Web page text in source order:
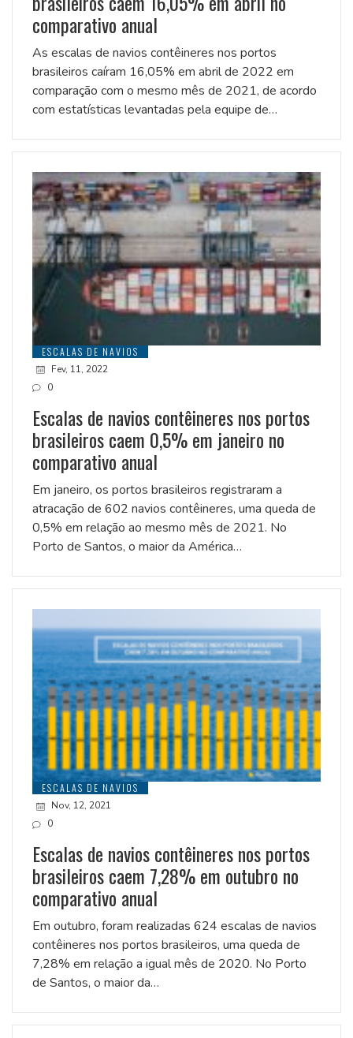
comparativo anual
As escalas de navios contêineres nos portos
brasileiros caíram 16,05% em abril de 2022 em
comparação com o mesmo mês de 2021, de acordo
com estatísticas levantadas pela equipe de…
ESCALAS DE NAVIOS
Fev, 11, 2022
0
Escalas de navios contêineres nos portos
brasileiros caem 0,5% em janeiro no
comparativo anual
Em janeiro, os portos brasileiros registraram a
atracação de 602 navios contêineres, uma queda de
0,5% em relação ao mesmo mês de 2021. No
Porto de Santos, o maior da América…
ESCALAS DE NAVIOS
Nov, 12, 2021
0
Escalas de navios contêineres nos portos
brasileiros caem 7,28% em outubro no
comparativo anual
Em outubro, foram realizadas 624 escalas de navios
contêineres nos portos brasileiros, uma queda de
7,28% em relação a igual mês de 2020. No Porto
de Santos, o maior da…